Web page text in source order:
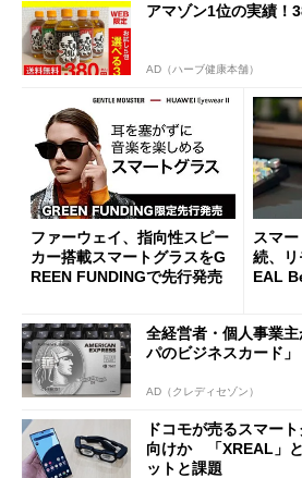
アマゾン1位の実績！
AD（ハーブ健康本舗）
ファーウェイ、指向性スピー
カー搭載スマートグラスをG
REEN FUNDINGで先行発売
スマ
続、
EAL
全経営者・個人事業
パのビジネスカード」
AD（クレディセゾン）
ドコモが売るスマー
向けか 「XREAL」
ットと課題